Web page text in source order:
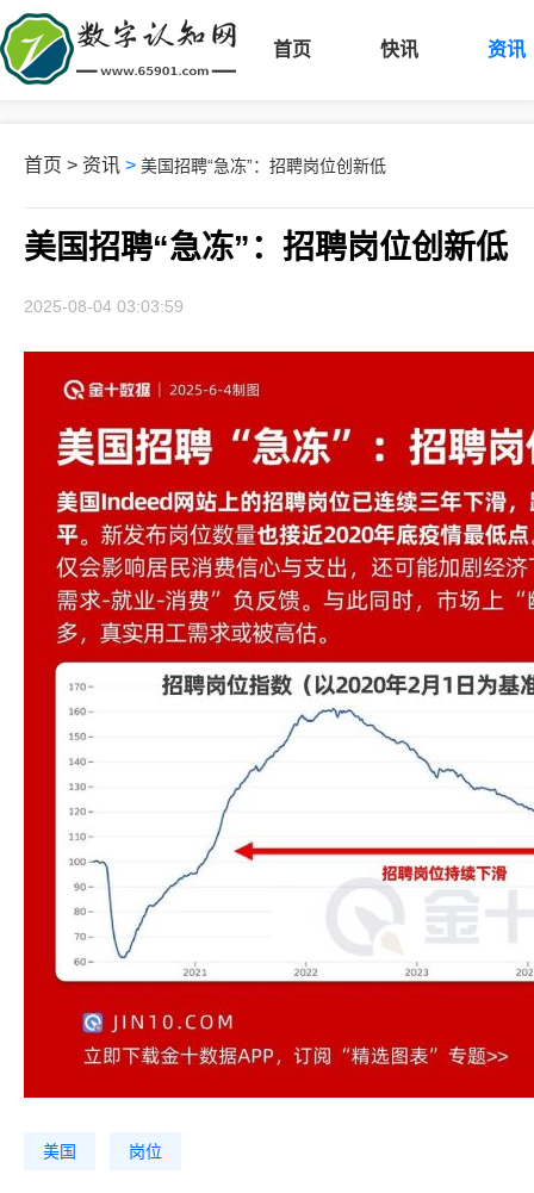
首页 快讯 资讯
首页 > 资讯 > 美国招聘“急冻”：招聘岗位创新低
美国招聘“急冻”：招聘岗位创新低
2025-08-04 03:03:59
美国 岗位